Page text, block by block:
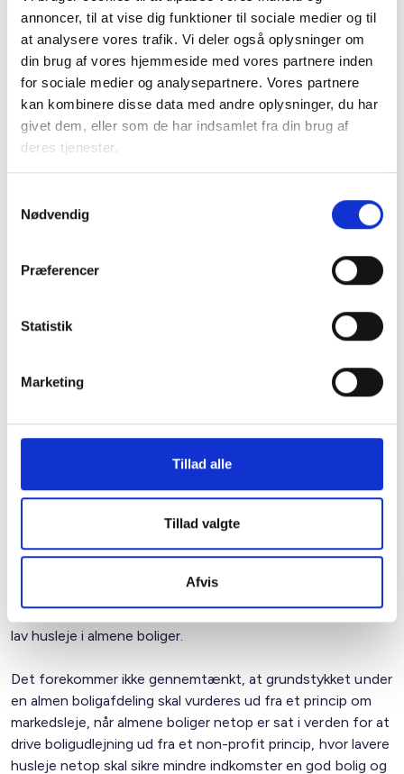
annoncer, til at vise dig funktioner til sociale medier og til
at analysere vores trafik. Vi deler også oplysninger om
din brug af vores hjemmeside med vores partnere inden
for sociale medier og analysepartnere. Vores partnere
kan kombinere disse data med andre oplysninger, du har
givet dem, eller som de har indsamlet fra din brug af
deres tjenester.
Nødvendig
Præferencer
Statistik
Marketing
Tillad alle
Tillad valgte
Afvis
BL henviser i øvrigt til forligsaftalen af den 2. maj 2017,
hvor forligspartierne blev enige om at drøfte
konsekvenserne af de nye ejendomsvurderinger for de
almene boliger primo 2020, når konsekvenserne kan
fastlægges med større sikkerhed med det formål at sikre
en rimelig huslejeudvikling i den almene boligsektor,
herunder med særlig fokus på almene boligafdelinger med
grundskyldsprovenuet fra almene boliger udgør ca. 2,5 mia.
kr. i 2021 (2017-niveau), og at opkrævningen af grundskyld
mia. kr. (2017-niveau). Grundskylden for de almene
niveau) frem til 2040 som direkte konsekvens af de nye
stigning i grundskylden for alle almene boliger, der svarer til
Samlet set er BL ganske bekymret i forhold til forslagets
huslejestigninger og fordyrelse af nybyggeriet. Det ses
også at modvirke regeringens egne ambitioner om at sikre
lav husleje i almene boliger.
Det forekommer ikke gennemtænkt, at grundstykket under
en almen boligafdeling skal vurderes ud fra et princip om
markedsleje, når almene boliger netop er sat i verden for at
drive boligudlejning ud fra et non-profit princip, hvor lavere
husleje netop skal sikre mindre indkomster en god bolig og